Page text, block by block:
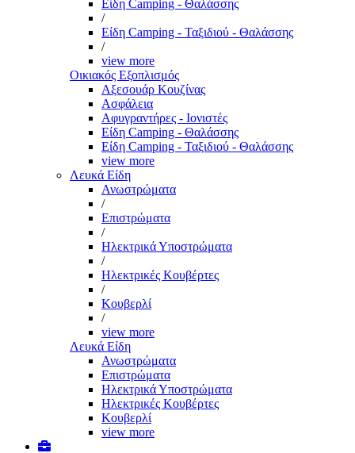
Είδη Camping - Θαλάσσης
/
Είδη Camping - Ταξιδιού - Θαλάσσης
/
view more
Οικιακός Εξοπλισμός
Αξεσουάρ Κουζίνας
Ασφάλεια
Αφυγραντήρες - Ιονιστές
Είδη Camping - Θαλάσσης
Είδη Camping - Ταξιδιού - Θαλάσσης
view more
Λευκά Είδη
Ανωστρώματα
/
Επιστρώματα
/
Ηλεκτρικά Υποστρώματα
/
Ηλεκτρικές Κουβέρτες
/
Κουβερλί
/
view more
Λευκά Είδη
Ανωστρώματα
Επιστρώματα
Ηλεκτρικά Υποστρώματα
Ηλεκτρικές Κουβέρτες
Κουβερλί
view more